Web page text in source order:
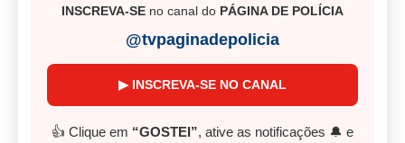
INSCREVA-SE no canal do PÁGINA DE POLÍCIA
@tvpaginadepolicia
▶ INSCREVA-SE NO CANAL
👍 Clique em “GOSTEI”, ative as notificações 🔔 e